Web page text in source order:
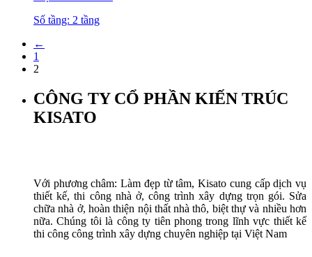
Số tầng: 2 tầng
←
1
2
CÔNG TY CỔ PHẦN KIẾN TRÚC
KISATO
Với phương châm: Làm đẹp từ tâm, Kisato cung cấp dịch vụ
thiết kế, thi công nhà ở, công trình xây dựng trọn gói. Sửa
chữa nhà ở, hoàn thiện nội thất nhà thô, biệt thự và nhiều hơn
nữa. Chúng tôi là công ty tiên phong trong lĩnh vực thiết kế
thi công công trình xây dựng chuyên nghiệp tại Việt Nam